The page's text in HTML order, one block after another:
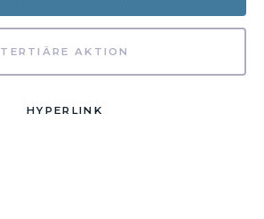
TERTIÄRE AKTION
HYPERLINK